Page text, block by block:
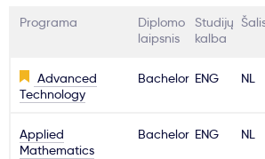
Stojimo anketa
Kur studijuoti?
Programa
Diplomo
laipsnis
Studijų
kalba
Advanced
Technology
Bachelor ENG NL
Applied
Mathematics
Bachelor ENG NL